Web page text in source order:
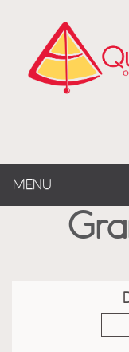
MENU